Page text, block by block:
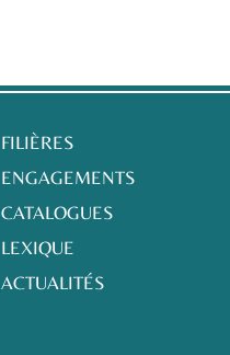
FILIÈRES
ENGAGEMENTS
CATALOGUES
LEXIQUE
ACTUALITÉS